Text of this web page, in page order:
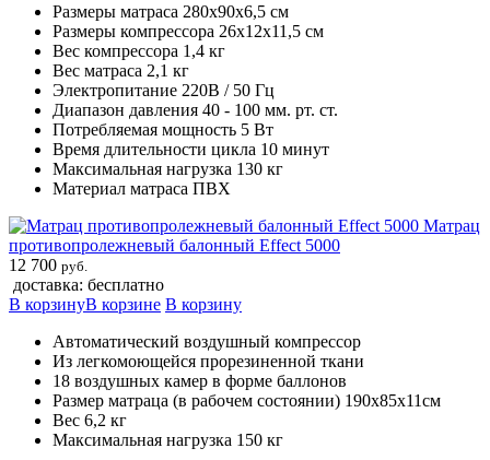
Размеры матраса 280х90х6,5 см
Размеры компрессора 26х12х11,5 см
Вес компрессора 1,4 кг
Вес матраса 2,1 кг
Электропитание 220В / 50 Гц
Диапазон давления 40 - 100 мм. рт. ст.
Потребляемая мощность 5 Вт
Время длительности цикла 10 минут
Максимальная нагрузка 130 кг
Материал матраса ПВХ
Матрац
противопролежневый балонный Effect 5000
12 700 руб.
доставка: бесплатно
В корзинуВ корзине В корзину
Автоматический воздушный компрессор
Из легкомоющейся прорезиненной ткани
18 воздушных камер в форме баллонов
Размер матраца (в рабочем состоянии) 190х85х11см
Вес 6,2 кг
Максимальная нагрузка 150 кг